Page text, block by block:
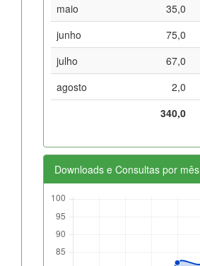
maio
35,0
junho
75,0
julho
67,0
agosto
2,0
340,0
Downloads e Consultas por mês